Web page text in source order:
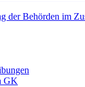
der Behörden im
GK